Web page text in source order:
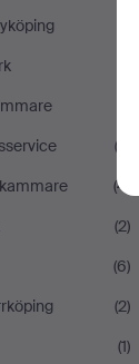
(3)
(4)
(2)
(6)
(2)
(1)